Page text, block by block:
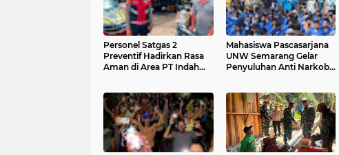
Personel Satgas 2
Preventif Hadirkan Rasa
Aman di Area PT Indah
Mahasiswa Pascasarjana
UNW Semarang Gelar
Penyuluhan Anti Narkoba